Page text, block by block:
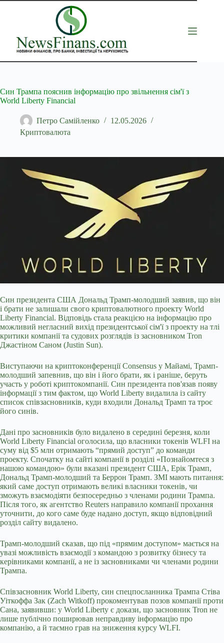
Перейти
Син Трампа пояснив інформацію про звільнення сім'ї з
World Liberty Financial
Петро Самійленко
12.05.2026
Криптовалюта
Син президента США Дональд Трамп-молодший заявив, що він
і брати не залишали свого криптовалютного проекту World
Liberty Financial. Відповідь стала реакцією на інформацію про
можливий негласний вихід президентської сім'ї з проекту на тлі
критики компанії та судових розглядів із засновником Tron
Джастіном Саном (Justin Sun).
Виступаючи на криптоконференції Consensus у Майамі, Трамп-
молодший запевнив, що він і його брати, як і раніше, беруть
участь у роботі криптокомпанії. Син президента пов'язав появу
інформації з тим фактом, що World Liberty видалила із сайту
список співзасновників, куди входили Дональд Трамп та троє
його синів.
Дані про засновників було видалено в середині березня, коли
World Liberty Financial оголосила, що власники токенів WLFI на
суму від $5 млн отримають “прямий доступ” до команди
проекту. Спочатку на сайті компанії в розділі «Познайомтеся з
нашою командою» були вказані президент США, Ерік Трамп,
Дональд Трамп-молодший та Беррон Трамп. ЗМІ мають питання:
який саме доступ отримають великі власники токенів, чи
зможуть взаємодіяти безпосередньо з членами родини Трампа.
Після того, як агентство Reuters направило компанії прохання
уточнити, до кого саме буде надано доступ, якщо відповідний
розділ сайту видалено.
Трамп-молодший сказав, що під «прямим доступом» мається на
увазі можливість взаємодії з командою з розвитку бізнесу та
керівниками компанії, а не із засновниками чи членами родини
Трампа.
Співзасновник World Liberty, син спецпосланника Трампа Стіва
Уіткоффа Зак (Zach Witkoff) прокоментував позов компанії проти
Сана, заявивши: у World Liberty є докази, що засновник Tron не
лише публічно поширював неправдиву інформацію про
компанію, а й таємно грав на зниження курсу WLFI.